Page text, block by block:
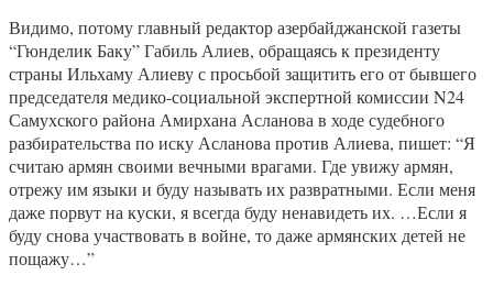
Видимо, потому главный редактор азербайджанской газеты
“Гюнделик Баку” Габиль Алиев, обращаясь к президенту
страны Ильхаму Алиеву с просьбой защитить его от бывшего
председателя медико-социальной экспертной комиссии N24
Самухского района Амирхана Асланова в ходе судебного
разбирательства по иску Асланова против Алиева, пишет: “Я
считаю армян своими вечными врагами. Где увижу армян,
отрежу им языки и буду называть их развратными. Если меня
даже порвут на куски, я всегда буду ненавидеть их. …Если я
буду снова участвовать в войне, то даже армянских детей не
пощажу…”